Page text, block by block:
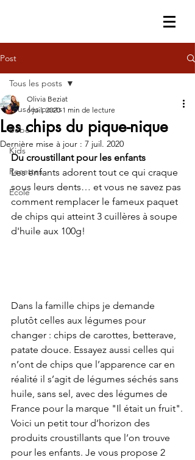
Post
Tous les posts
Bébé
Kids
Recettes
Ecole
Tous les posts
Les chips du pique-nique
Olivia Beziat
6 juil. 2020 1 min de lecture
Dernière mise à jour : 7 juil. 2020
Du croustillant pour les enfants
Les enfants adorent tout ce qui craque
sous leurs dents… et vous ne savez pas
comment remplacer le fameux paquet
de chips qui atteint 3 cuillères à soupe
d'huile aux 100g!
Dans la famille chips je demande
plutôt celles aux légumes pour
changer : chips de carottes, betterave,
patate douce. Essayez aussi celles qui
n’ont de chips que l’apparence car en
réalité il s’agit de légumes séchés sans
huile, sans sel, avec des légumes de
France pour la marque "Il était un fruit".
Voici un petit tour d’horizon des
produits croustillants que l’on trouve
pour les enfants. Je vous propose 2